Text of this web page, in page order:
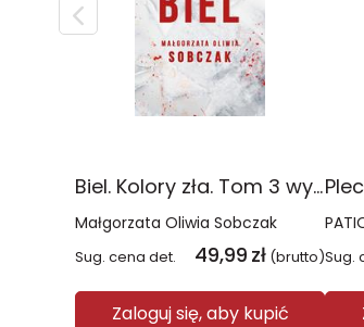
Biel. Kolory zła. Tom 3 wyd. 2025
Małgorzata Oliwia Sobczak
Sug. cena det. 49,99 zł (brutto)
Zaloguj się, aby kupić
Sug.